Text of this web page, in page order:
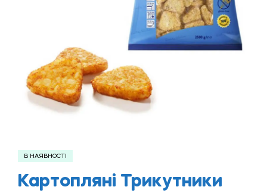
В НАЯВНОСТІ
Картопляні Трикутники